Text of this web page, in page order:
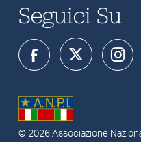
Seguici Su
© 2026 Associazione